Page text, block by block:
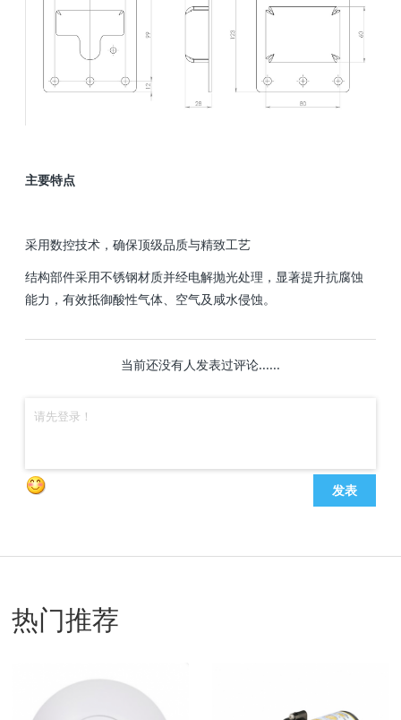
主要特点
采用数控技术，确保顶级品质与精致工艺
结构部件采用不锈钢材质并经电解抛光处理，显著提升抗腐蚀
能力，有效抵御酸性气体、空气及咸水侵蚀。
当前还没有人发表过评论......
发表
热门推荐